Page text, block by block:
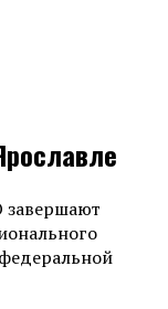
завершают